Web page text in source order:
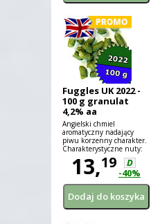
Fuggles UK 2022 -
100 g granulat
4,2% aa
Angielski chmiel
aromatyczny nadający
piwu korzenny charakter.
Charakterystyczne nuty:
trawa, mięta, ziemia.
13,19
D
-40%